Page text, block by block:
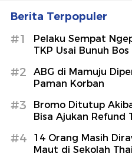
Berita Terpopuler
#1
Pelaku Sempat
TKP Usai Bunuh
#2
ABG di Mamuju
Paman Korban
#3
Bromo Ditutup
Bisa Ajukan Refund
#4
14 Orang Masih
Maut di Sekolah